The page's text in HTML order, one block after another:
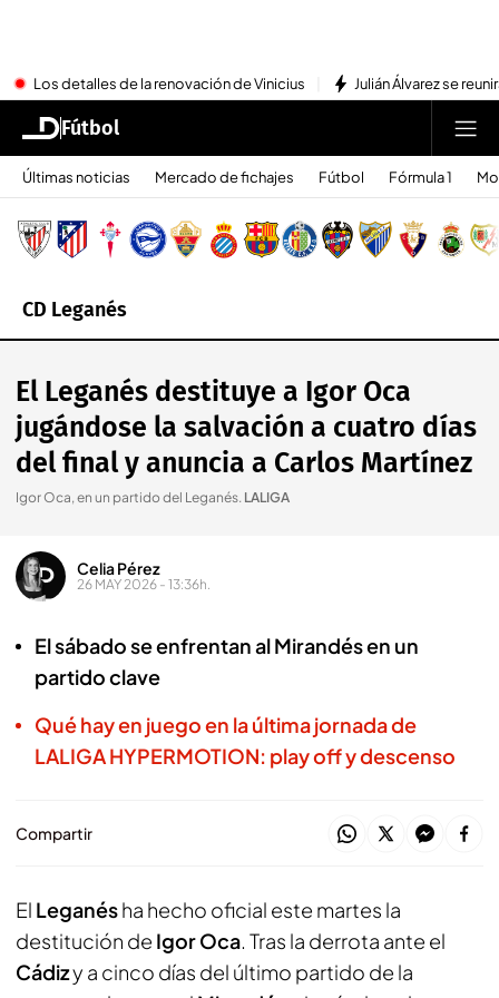
Los detalles de la renovación de Vinicius Julián Álvarez se
Fútbol
Últimas noticias Mercado de fichajes Fútbol Fórmula 1
CD Leganés
El Leganés destituye a Igor Oca
jugándose la salvación a cuatro días
del final y anuncia a Carlos Martínez
Igor Oca, en un partido del Leganés. LALIGA
Celia Pérez
26 MAY 2026 - 13:36h.
El sábado se enfrentan al Mirandés en un
partido clave
Qué hay en juego en la última jornada de
LALIGA HYPERMOTION: play off y descenso
Compartir
El Leganésha hecho oficial este martes la
destitución de Igor Oca. Tras la derrota ante el
Cádizy a cinco días del último partido de la